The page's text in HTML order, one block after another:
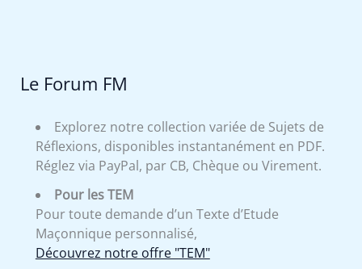
Le Forum FM
Explorez notre collection variée de Sujets de
Réflexions, disponibles instantanément en PDF.
Réglez via PayPal, par CB, Chèque ou Virement.
Pour les TEM
Pour toute demande d’un Texte d’Etude
Maçonnique personnalisé,
Découvrez notre offre "TEM"